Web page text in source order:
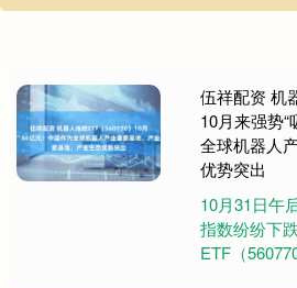
伍祥配资 机
10月来强势“
全球机器人
优势突出
10月31日午
指数纷纷下
ETF（